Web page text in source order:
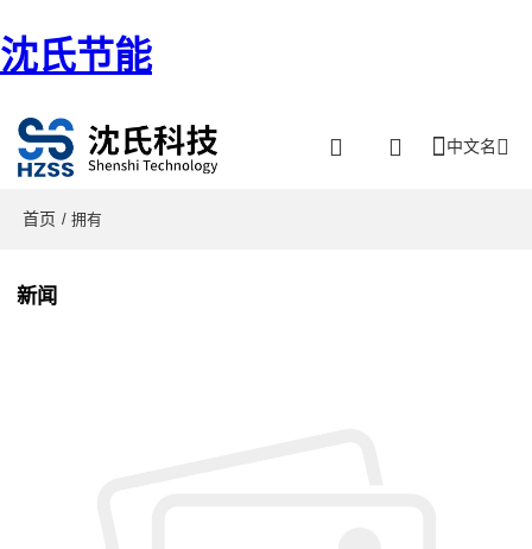
沈氏节能
中文名
首页 / 拥有
新闻